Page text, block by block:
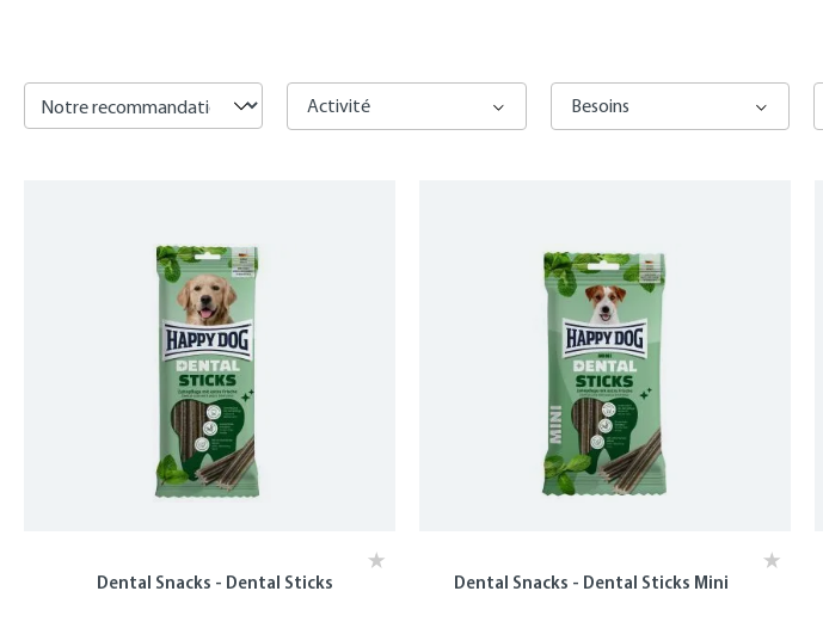
listing.filterSidebarLabel
Activité Besoins
Dental Snacks - Dental Sticks Dental Snacks - Dental Sticks Mini